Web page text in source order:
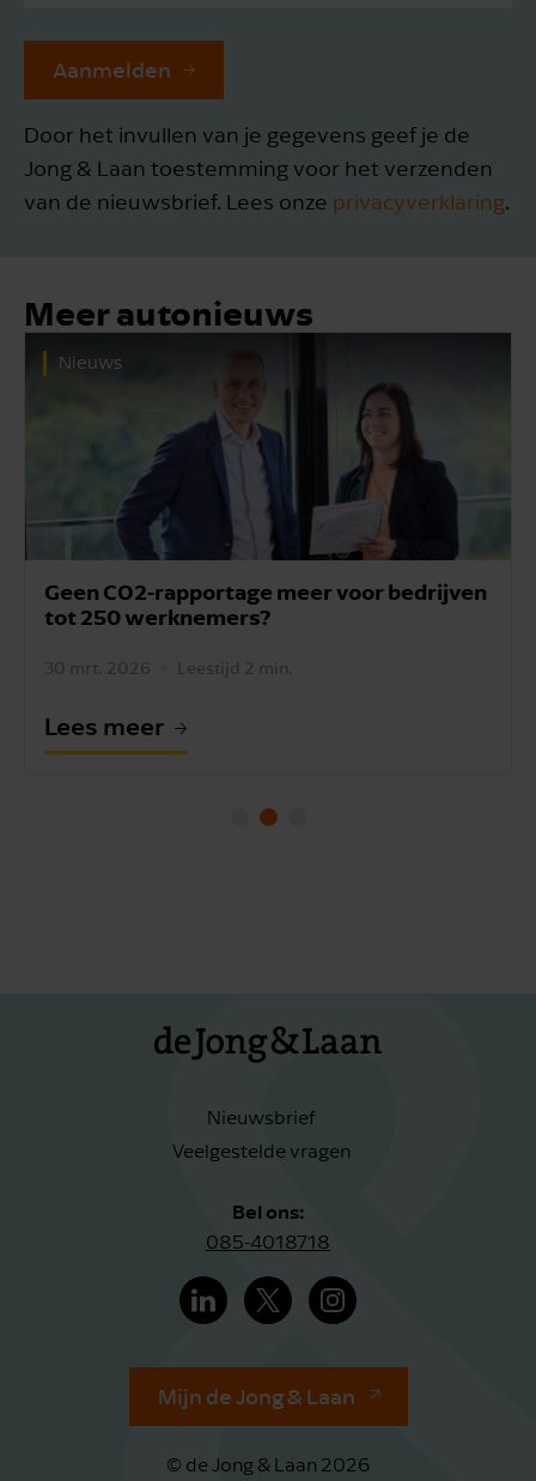
Aanmelden
Door het invullen van je gegevens geef je de
Jong & Laan toestemming voor het verzenden
van de nieuwsbrief. Lees onze privacyverklaring.
Meer autonieuws
Nieuws
Geen CO2-rapportage meer voor bedrijven
tot 250 werknemers?
30 mrt. 2026 Leestijd 2 min.
Lees meer
Nieuwsbrief
Veelgestelde vragen
Bel ons:
085-4018718
Mijn de Jong & Laan
© de Jong & Laan 2026